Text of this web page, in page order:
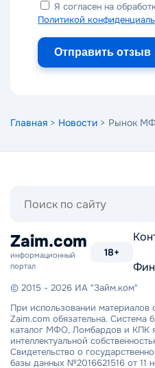
Я согласен на
Политикой
Отправить отзыв
Главная > Новости > Рынок
Zaim.com
информационный
портал
18+
© 2015 - 2026 ИА "Займ.ком"
При использовании материалов
Zaim.com обязательна. Система
каталог МФО, Ломбардов и КПК
интеллектуальной
Свидетельство о
базы данных №2016621516 от 11